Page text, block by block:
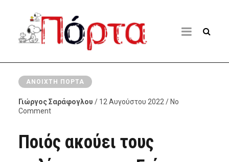
ΑΝΟΙΧΤΉ ΠΌΡΤΑ
Γιώργος Σαράφογλου / 12 Αυγούστου 2022 / No
Comment
Ποιός ακούει τους